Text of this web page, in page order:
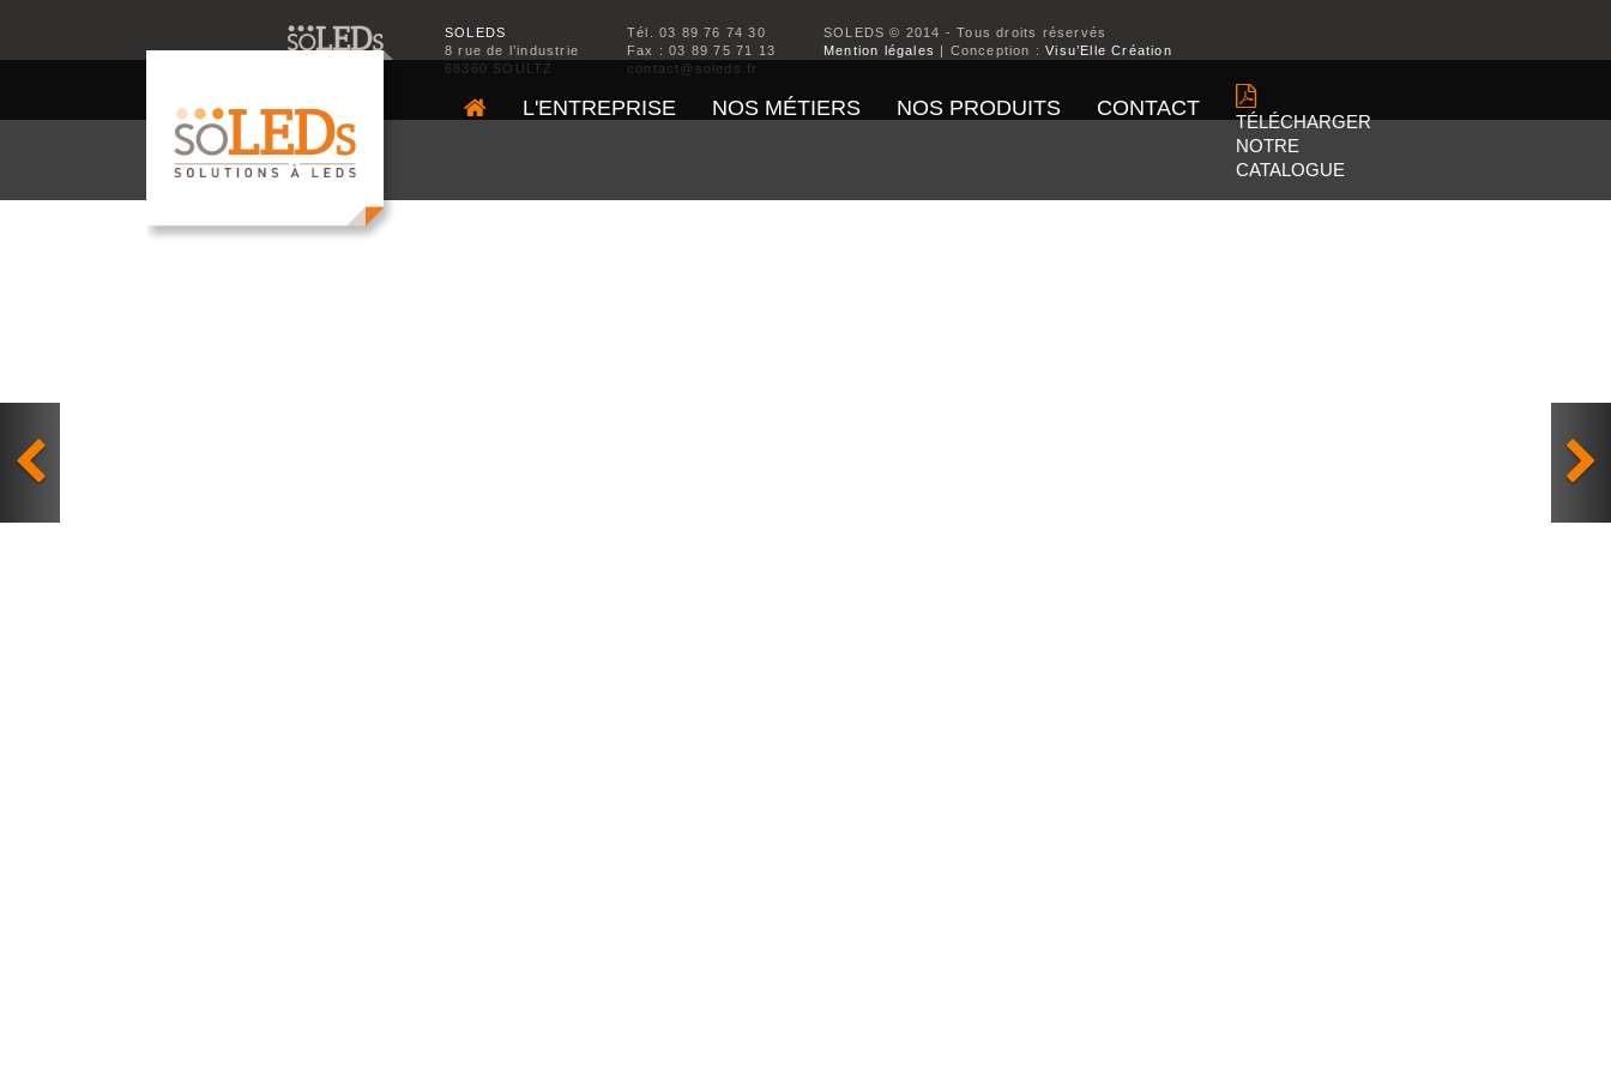
L'ENTREPRISE NOS MÉTIERS NOS PRODUITS CONTACT
TÉLÉCHARGER
NOTRE
CATALOGUE
SOLEDS
8 rue de l’industrie
68360 SOULTZ
Tél. 03 89 76 74 30
Fax : 03 89 75 71 13
contact@soleds.fr
SOLEDS © 2014 - Tous droits réservés
Mention légales | Conception :Visu’Elle Création